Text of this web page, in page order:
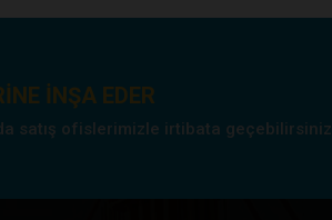
INŞA EDER
satış ofislerimizle irtibata geçebilirsiniz